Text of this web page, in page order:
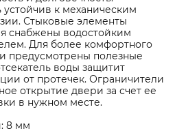
к механическим
Стыковые элементы
снабжены водостойким
Для более комфортного
предусмотрены полезные
воды защитит
от протечек. Ограничители
открытие двери за счет ее
в нужном месте.
8 мм